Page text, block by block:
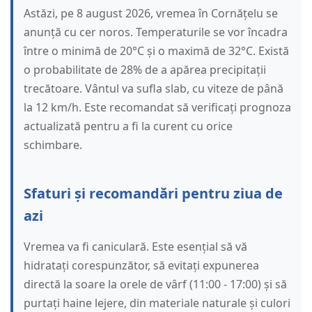
Astăzi, pe 8 august 2026, vremea în Cornățelu se
anunță cu cer noros. Temperaturile se vor încadra
între o minimă de 20°C și o maximă de 32°C. Există
o probabilitate de 28% de a apărea precipitații
trecătoare. Vântul va sufla slab, cu viteze de până
la 12 km/h. Este recomandat să verificați prognoza
actualizată pentru a fi la curent cu orice
schimbare.
Sfaturi și recomandări pentru ziua de
azi
Vremea va fi caniculară. Este esențial să vă
hidratați corespunzător, să evitați expunerea
directă la soare la orele de vârf (11:00 - 17:00) și să
purtați haine lejere, din materiale naturale și culori